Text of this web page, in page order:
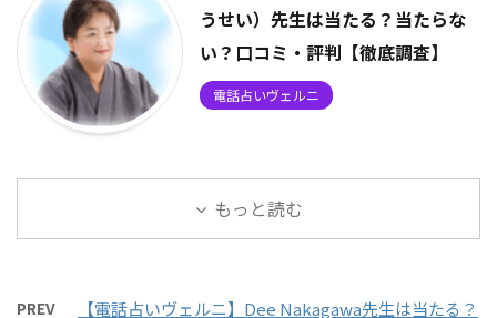
うせい）先生は当たる？当たらな
い？口コミ・評判【徹底調査】
電話占いヴェルニ
もっと読む
PREV
【電話占いヴェルニ】Dee Nakagawa先生は当たる？